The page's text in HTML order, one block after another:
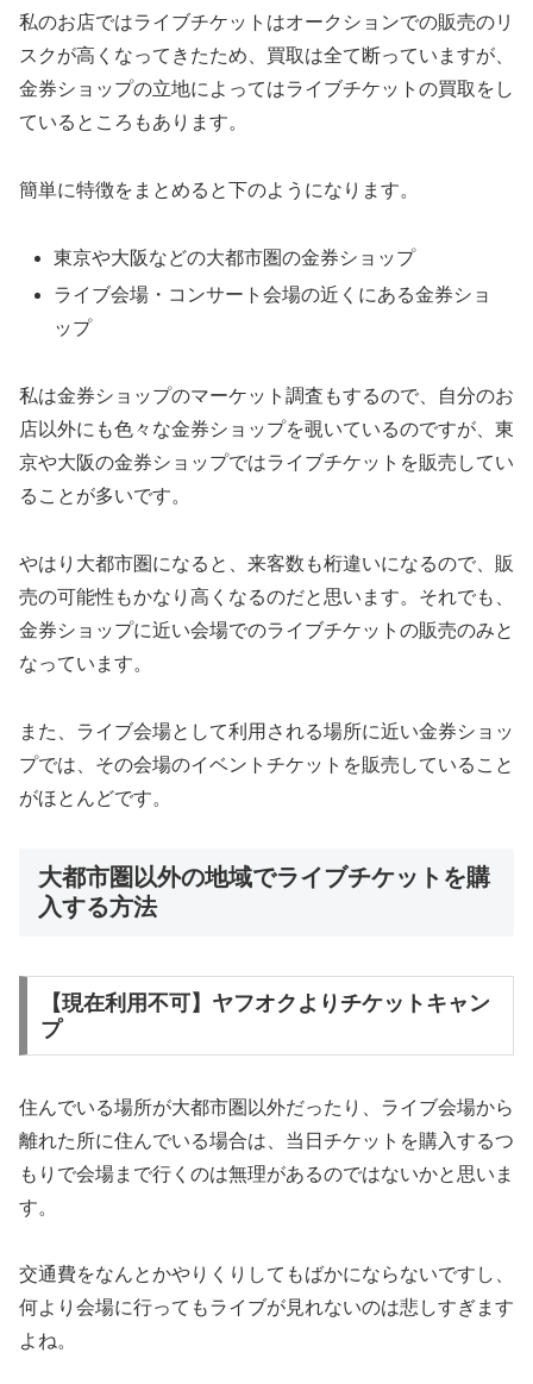
私のお店ではライブチケットはオークションでの販売のリ
スクが高くなってきたため、買取は全て断っていますが、
金券ショップの立地によってはライブチケットの買取をし
ているところもあります。
簡単に特徴をまとめると下のようになります。
東京や大阪などの大都市圏の金券ショップ
ライブ会場・コンサート会場の近くにある金券ショ
ップ
私は金券ショップのマーケット調査もするので、自分のお
店以外にも色々な金券ショップを覗いているのですが、東
京や大阪の金券ショップではライブチケットを販売してい
ることが多いです。
やはり大都市圏になると、来客数も桁違いになるので、販
売の可能性もかなり高くなるのだと思います。それでも、
金券ショップに近い会場でのライブチケットの販売のみと
なっています。
また、ライブ会場として利用される場所に近い金券ショッ
プでは、その会場のイベントチケットを販売していること
がほとんどです。
大都市圏以外の地域でライブチケットを購
入する方法
【現在利用不可】ヤフオクよりチケットキャン
プ
住んでいる場所が大都市圏以外だったり、ライブ会場から
離れた所に住んでいる場合は、当日チケットを購入するつ
もりで会場まで行くのは無理があるのではないかと思いま
す。
交通費をなんとかやりくりしてもばかにならないですし、
何より会場に行ってもライブが見れないのは悲しすぎます
よね。